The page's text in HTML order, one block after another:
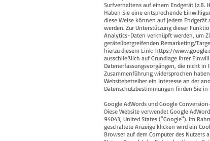
Surfverhaltens auf einem Endgerät (z.B.
Haben Sie eine entsprechende
diese Weise können auf jedem
werden. Zur Unterstützung dieser
Analytics-Daten verknüpft werden, um
geräteübergreifenden Remarketing/
hierzu diesem Link: https://
ausschließlich auf Grundlage Ihrer
Datenerfassungsvorgängen, die nicht
Zusammenführung widersprochen
Websitebetreiber ein Interesse an der
Datenschutzbestimmungen finden Sie
Google AdWords und Google
Diese Website verwendet Google
94043, United States ("Google"). Im
geschaltete Anzeige klicken wird ein
Browser auf dem Computer des